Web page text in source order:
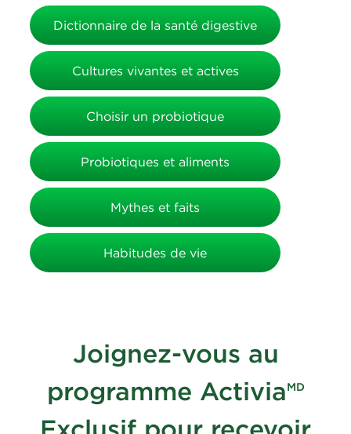
Dictionnaire de la santé digestive
Cultures vivantes et actives
Choisir un probiotique
Probiotiques et aliments
Mythes et faits
Habitudes de vie
Joignez-vous au
programme ActiviaMD